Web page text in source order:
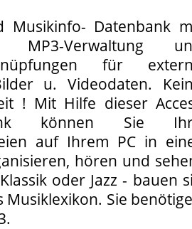
Musikinfo- Datenbank
MP3-Verwaltung
für
u. Videodaten.
! Mit Hilfe dieser
können Sie
auf Ihrem PC in
hören und
oder Jazz - bauen
Musiklexikon. Sie